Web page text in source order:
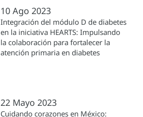
10 Ago 2023
Integración del módulo D de diabetes
en la iniciativa HEARTS: Impulsando
la colaboración para fortalecer la
atención primaria en diabetes
22 Mayo 2023
Cuidando corazones en México: